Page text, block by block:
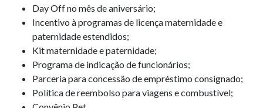
Day Off no mês de aniversário;
Incentivo à programas de licença maternidade e
paternidade estendidos;
Kit maternidade e paternidade;
Programa de indicação de funcionários;
Parceria para concessão de empréstimo consignado;
Política de reembolso para viagens e combustível;